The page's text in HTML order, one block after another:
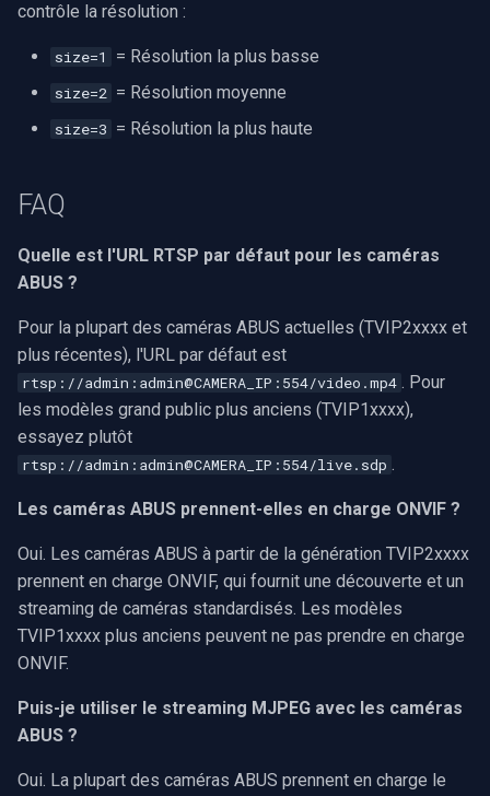
contrôle la résolution :
size=1 = Résolution la plus basse
size=2 = Résolution moyenne
size=3 = Résolution la plus haute
FAQ
Quelle est l'URL RTSP par défaut pour les caméras
ABUS ?
Pour la plupart des caméras ABUS actuelles (TVIP2xxxx et
plus récentes), l'URL par défaut est
rtsp://admin:admin@CAMERA_IP:554/video.mp4 . Pour
les modèles grand public plus anciens (TVIP1xxxx),
essayez plutôt
rtsp://admin:admin@CAMERA_IP:554/live.sdp .
Les caméras ABUS prennent-elles en charge ONVIF ?
Oui. Les caméras ABUS à partir de la génération TVIP2xxxx
prennent en charge ONVIF, qui fournit une découverte et un
streaming de caméras standardisés. Les modèles
TVIP1xxxx plus anciens peuvent ne pas prendre en charge
ONVIF.
Puis-je utiliser le streaming MJPEG avec les caméras
ABUS ?
Oui. La plupart des caméras ABUS prennent en charge le